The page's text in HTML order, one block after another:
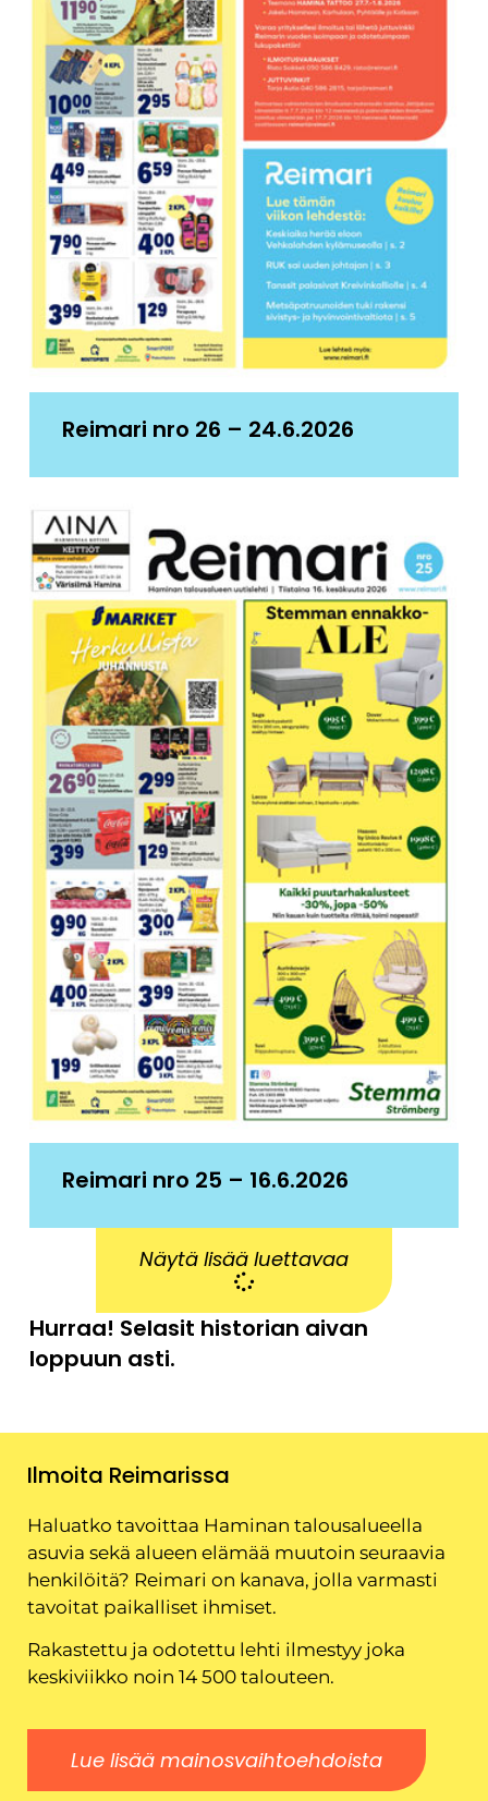
Reimari nro 26 – 24.6.2026
Reimari nro 25 – 16.6.2026
Näytä lisää luettavaa
Hurraa! Selasit historian aivan
loppuun asti.
Ilmoita Reimarissa
Haluatko tavoittaa Haminan talousalueella
asuvia sekä alueen elämää muutoin seuraavia
henkilöitä? Reimari on kanava, jolla varmasti
tavoitat paikalliset ihmiset.
Rakastettu ja odotettu lehti ilmestyy joka
keskiviikko noin 14 500 talouteen.
Lue lisää mainosvaihtoehdoista